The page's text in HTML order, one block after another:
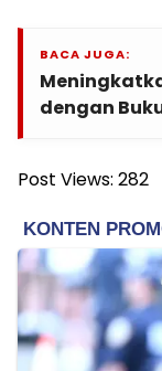
BACA JUGA:
dengan
Post Views: 282